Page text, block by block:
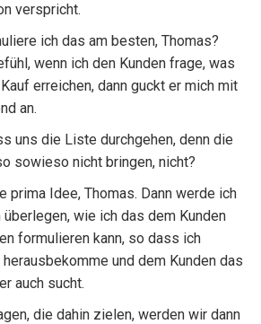
verspricht.
ich das am besten, Thomas?
wenn ich den Kunden frage, was
erreichen, dann guckt er mich mit
an.
uns die Liste durchgehen, denn die
sowieso nicht bringen, nicht?
prima Idee, Thomas. Dann werde ich
wie ich das dem Kunden
formulieren kann, so dass ich
und dem Kunden das
auch sucht.
die dahin zielen, werden wir dann